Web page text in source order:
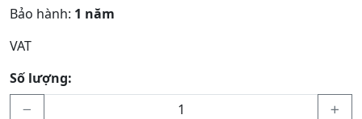
Bảo hành: 1 năm
VAT
Số lượng: